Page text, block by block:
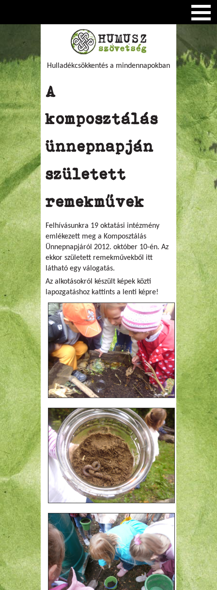
Hulladékcsökkentés a mindennapokban
A
komposztálás
ünnepnapján
született
remekművek
Felhívásunkra 19 oktatási intézmény
emlékezett meg a Komposztálás
Ünnepnapjáról 2012. október 10-én. Az
ekkor született remekművekből itt
látható egy válogatás.
Az alkotásokról készült képek közti
lapozgatáshoz kattints a lenti képre!